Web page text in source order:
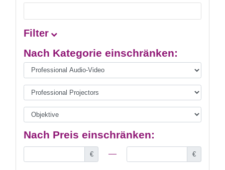
Filter
Nach Kategorie einschränken:
Nach Preis einschränken:
€ €